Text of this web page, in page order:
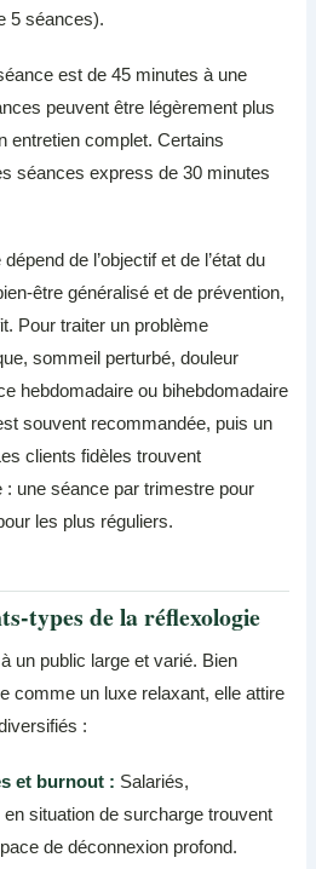
5 séances).
est de 45 minutes à une
peuvent être légèrement plus
entretien complet. Certains
séances express de 30 minutes
de l’objectif et de l’état du
être généralisé et de prévention,
Pour traiter un problème
sommeil perturbé, douleur
hebdomadaire ou bihebdomadaire
souvent recommandée, puis un
clients fidèles trouvent
une séance par trimestre pour
les plus réguliers.
types de la réflexologie
un public large et varié. Bien
comme un luxe relaxant, elle attire
:
et burnout : Salariés,
situation de surcharge trouvent
de déconnexion profond.